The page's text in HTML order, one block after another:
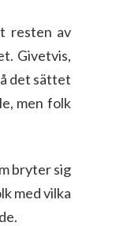
resten av
Givetvis,
det sättet
men folk
bryter sig
med vilka